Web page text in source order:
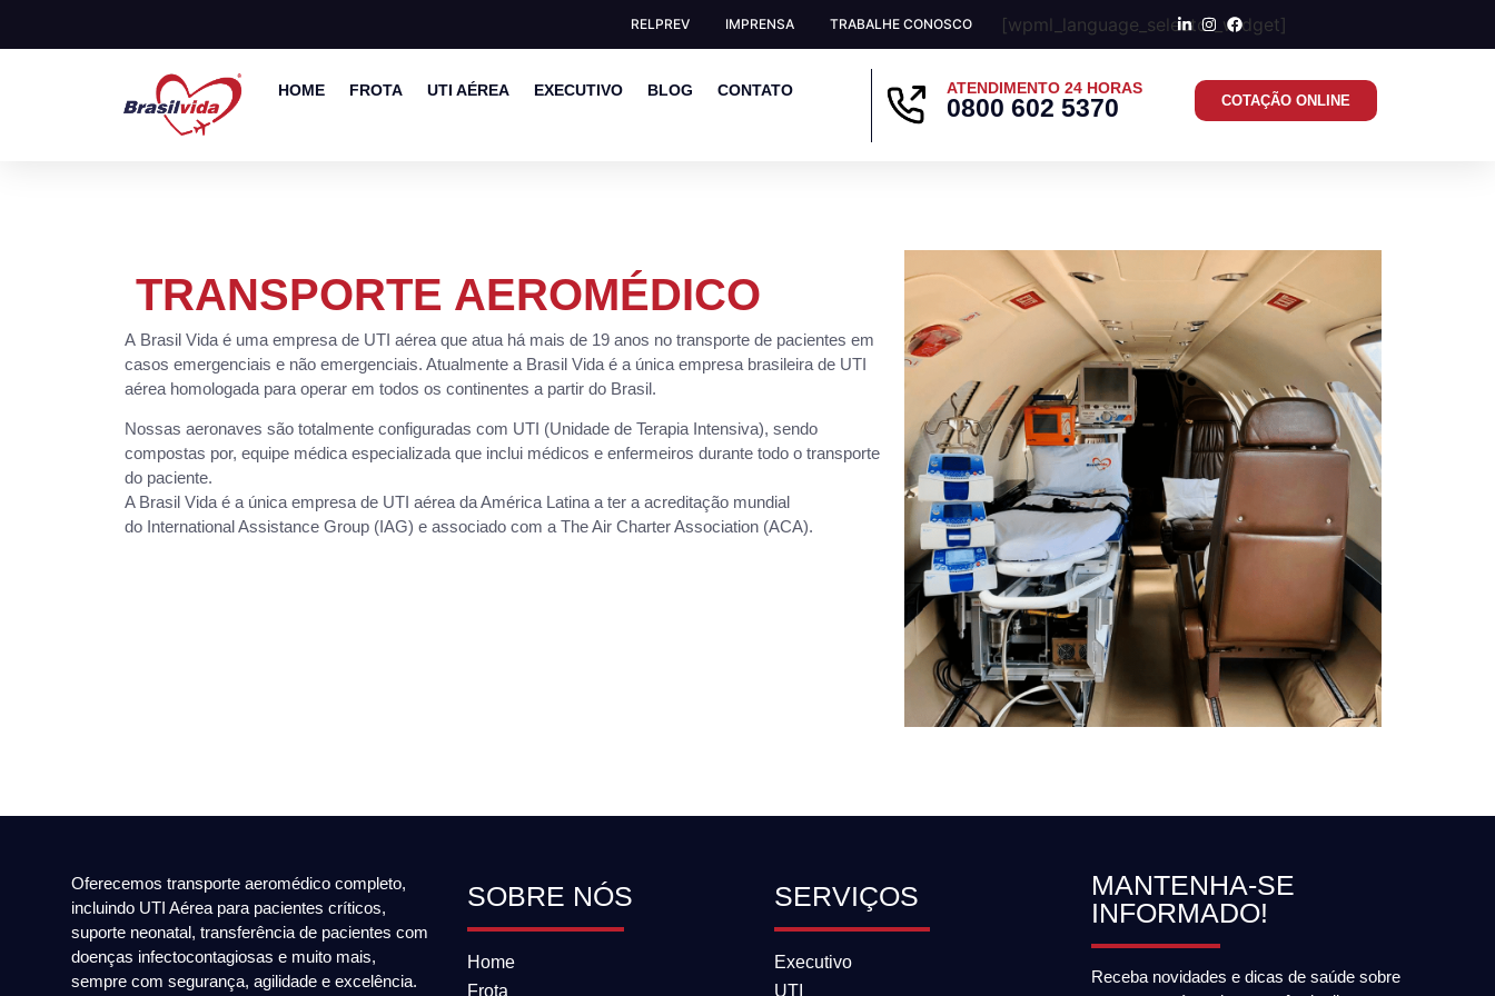
RELPREV IMPRENSA TRABALHE CONOSCO [wpml_language_selector_widget]
HOME FROTA UTI AÉREA EXECUTIVO BLOG CONTATO ATENDIMENTO 24 HORAS
0800 602 5370 COTAÇÃO ONLINE
TRANSPORTE AEROMÉDICO
A Brasil Vida é uma empresa de UTI aérea que atua há mais de 19 anos no transporte de pacientes em
casos emergenciais e não emergenciais. Atualmente a Brasil Vida é a única empresa brasileira de UTI
aérea homologada para operar em todos os continentes a partir do Brasil.
Nossas aeronaves são totalmente configuradas com UTI (Unidade de Terapia Intensiva), sendo
compostas por, equipe médica especializada que inclui médicos e enfermeiros durante todo o transporte
do paciente.
A Brasil Vida é a única empresa de UTI aérea da América Latina a ter a acreditação mundial
do International Assistance Group (IAG) e associado com a The Air Charter Association (ACA).
Oferecemos transporte aeromédico completo,
incluindo UTI Aérea para pacientes críticos,
suporte neonatal, transferência de pacientes com
doenças infectocontagiosas e muito mais,
sempre com segurança, agilidade e excelência.
SOBRE NÓS
Home
Frota
SERVIÇOS
Executivo
UTI
MANTENHA-SE
INFORMADO!
Receba novidades e dicas de saúde sobre